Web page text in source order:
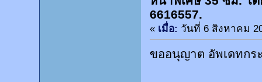
6616557.
« เมื่อ: วันที่ 6 สิงหาคม
ขออนุญาต อัพเดทกร